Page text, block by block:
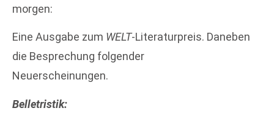
morgen:
Eine Ausgabe zum WELT-Literaturpreis. Daneben
die Besprechung folgender
Neuerscheinungen.
Belletristik: